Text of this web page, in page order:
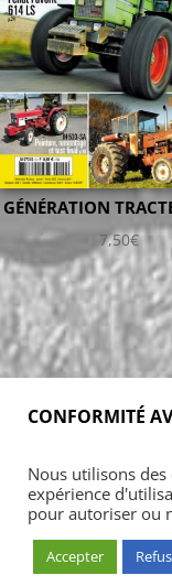
GÉNÉRATION
7,50€
Foires &
CONFORMITÉ
Nous utilisons
expérience
pour autoriser ou
Accepter